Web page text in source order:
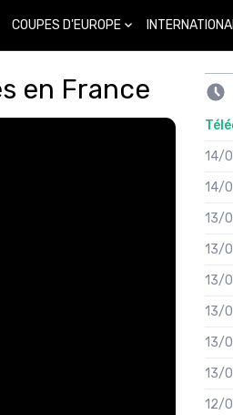
COUPES D'EUROPE
en France
14/
14/
13/
13/
13/
13/
13/
13/
12/